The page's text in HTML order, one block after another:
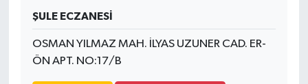
ŞULE ECZANESİ
OSMAN YILMAZ MAH. İLYAS UZUNER CAD. ER-
ÖN APT. NO:17/B